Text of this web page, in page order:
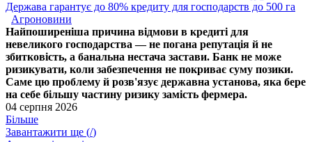
Держава гарантує до 80% кредиту для господарств до 500 га
Агроновини
Найпоширеніша причина відмови в кредиті для
невеликого господарства — не погана репутація й не
збитковість, а банальна нестача застави. Банк не може
ризикувати, коли забезпечення не покриває суму позики.
Саме цю проблему й розв'язує державна установа, яка бере
на себе більшу частину ризику замість фермера.
04 серпня 2026
Більше
Завантажити ще (/)